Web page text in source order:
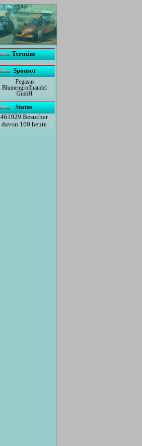
Termine
Sponsor
Pegasus
Blumengroßhandel
GmbH
Status
461929 Besucher
davon 100 heute